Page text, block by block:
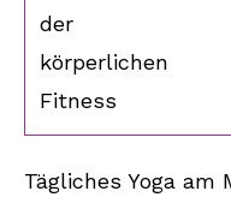
der
körperlichen
Fitness
Tägliches Yoga